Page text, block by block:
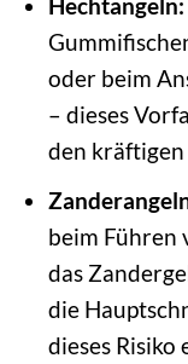
oder beim
– dieses
den kräftigen
beim Führen
das
die
dieses Risiko